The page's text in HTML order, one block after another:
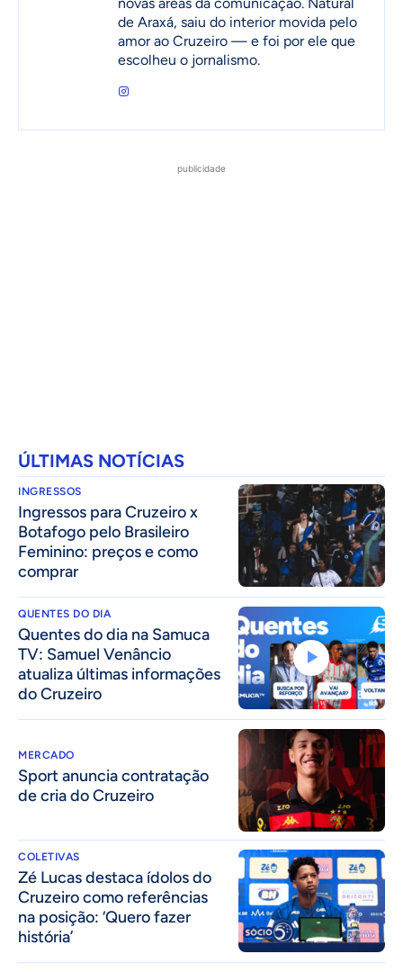
de Araxá, saiu do interior movida pelo
amor ao Cruzeiro — e foi por ele que
escolheu o jornalismo.
publicidade
ÚLTIMAS NOTÍCIAS
INGRESSOS
Ingressos para Cruzeiro x
Botafogo pelo Brasileiro
Feminino: preços e como
comprar
QUENTES DO DIA
Quentes do dia na Samuca
TV: Samuel Venâncio
atualiza últimas informações
do Cruzeiro
MERCADO
Sport anuncia contratação
de cria do Cruzeiro
COLETIVAS
Zé Lucas destaca ídolos do
Cruzeiro como referências
na posição: ‘Quero fazer
história’